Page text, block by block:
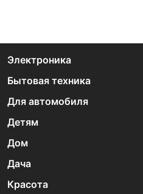
Электроника
Бытовая техника
Для автомобиля
Детям
Дом
Дача
Красота